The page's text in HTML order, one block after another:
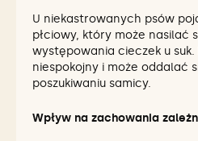
U niekastrowanych psów
płciowy, który może nasilać
występowania cieczek u
niespokojny i może oddalać
poszukiwaniu samicy.
Wpływ na zachowania